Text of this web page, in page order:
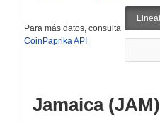
Para más datos, consulta
CoinPaprika API
Lineal
Jamaica (JAM)